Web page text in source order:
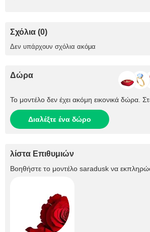
Σχόλια (0)
Δεν υπάρχουν σχόλια ακόμα
Δώρα
Το μοντέλο δεν έχει ακόμη εικονικά δώρα.
Διαλέξτε ένα δώρο
λίστα Επιθυμιών
Βοηθήστε το μοντέλο saradusk να